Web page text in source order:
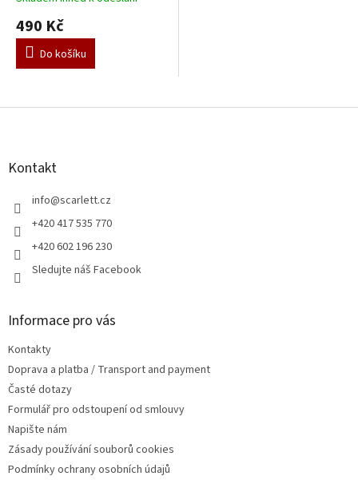
hodnocení
produktu
5,0
hvězdiček.
490 Kč
Do košíku
Z
Kontakt
info@scarlett.cz
+420 417 535 770
+420 602 196 230
Sledujte náš Facebook
Informace pro vás
Kontakty
Doprava a platba / Transport and payment
Časté dotazy
Formulář pro odstoupení od smlouvy
Napište nám
Zásady používání souborů cookies
Podmínky ochrany osobních údajů